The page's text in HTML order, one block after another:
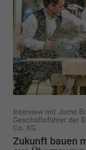
Interview mit Jorne
Geschäftsführer der
Co. KG
Zukunft bauen